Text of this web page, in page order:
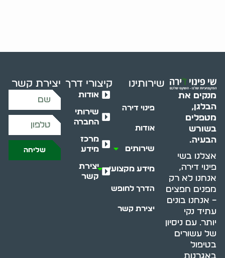
מנקים את
הבלגן,
מטפלים
בשורש
הבעיה.
אצלנו בשי
פינוי דירה,
אנחנו לא רק
מפנים חפצים
– אנחנו בונים
עתיד נקי
יותר. עם ניסיון
של עשורים
בטיפול
באגרנות
שירותינו
פינוי דירה
אודות
שירותים
מידע מקצועי
הדרך לחופש
יצירת קשר
קיצורי דרך
אודות
שירותי
החברה
מרכז
מידע
יצירת
קשר
יצירת קשר
שליחה